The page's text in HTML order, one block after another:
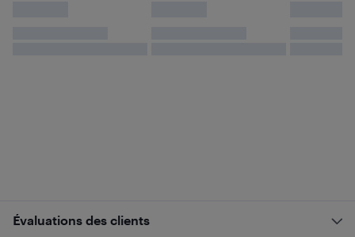
Évaluations des clients